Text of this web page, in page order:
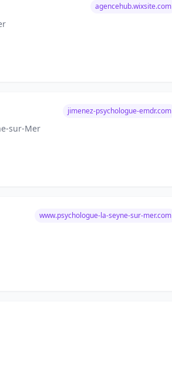
agencehub.wixsite.com
sur-Mer
jimenez-psychologue-emdr.com
www.psychologue-la-seyne-sur-mer.com